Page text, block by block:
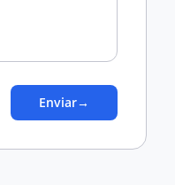
Enviar→